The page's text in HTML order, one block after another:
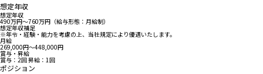
想定年収
想定年収
490万円〜760万円（給与形態：月給制）
想定年収補足
※年令・経験・能力を考慮の上、当社規定により優遇いたします。
月給
269,000円〜448,000円
賞与・昇給
賞与：2回 昇給：1回
ポジション